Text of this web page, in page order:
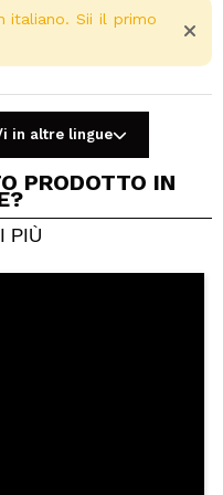
o una foto
primo. Immaginalo...
italiano. Sii il primo
in altre lingue
PRODOTTO IN
PIÙ